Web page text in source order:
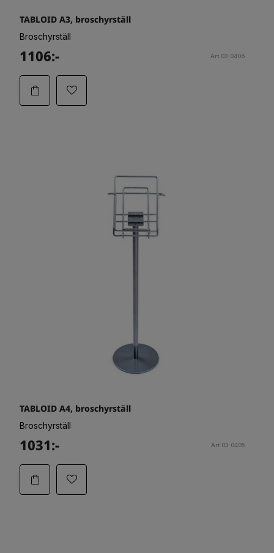
TABLOID A3, broschyrställ
Broschyrställ
1106:- Art.03-0406
TABLOID A4, broschyrställ
Broschyrställ
1031:- Art.03-0405